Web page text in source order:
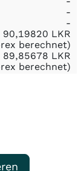
-
-
90,19820 LKR
berechnet)
89,85678 LKR
berechnet)